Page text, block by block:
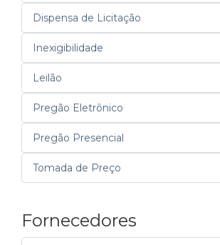
Dispensa de Licitação
Inexigibilidade
Leilão
Pregão Eletrônico
Pregão Presencial
Tomada de Preço
Fornecedores